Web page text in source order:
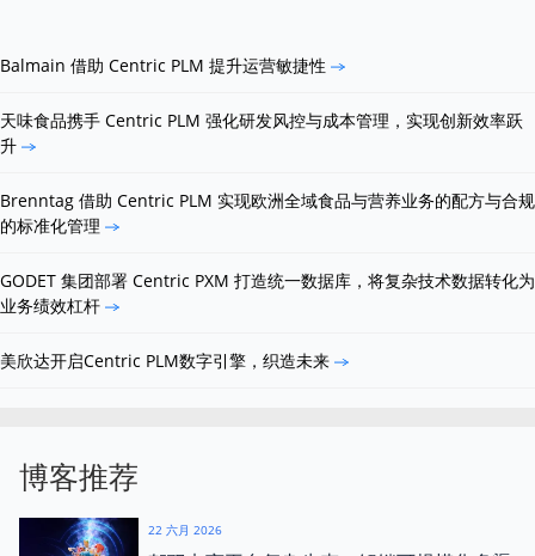
Balmain 借助 Centric PLM 提升运营敏捷性
天味食品携手 Centric PLM 强化研发风控与成本管理，实现创新效率跃
升
Brenntag 借助 Centric PLM 实现欧洲全域食品与营养业务的配方与合规
的标准化管理
GODET 集团部署 Centric PXM 打造统一数据库，将复杂技术数据转化为
业务绩效杠杆
美欣达开启Centric PLM数字引擎，织造未来
博客推荐
22 六月 2026